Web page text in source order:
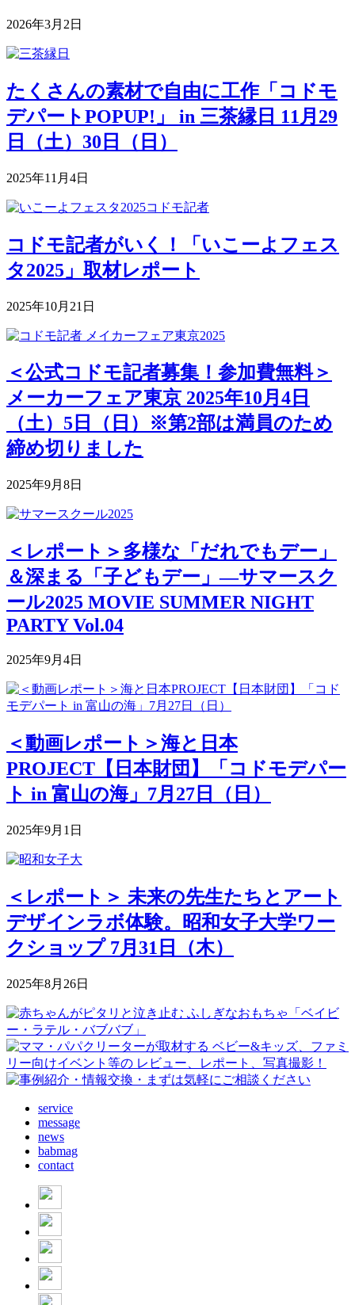
2026年3月2日
たくさんの素材で自由に工作「コドモ
デパートPOPUP!」 in 三茶縁日 11月29
日（土）30日（日）
2025年11月4日
コドモ記者がいく！「いこーよフェス
タ2025」取材レポート
2025年10月21日
＜公式コドモ記者募集！参加費無料＞
メーカーフェア東京 2025年10月4日
（土）5日（日）※第2部は満員のため
締め切りました
2025年9月8日
＜レポート＞多様な「だれでもデー」
＆深まる「子どもデー」―サマースク
ール2025 MOVIE SUMMER NIGHT
PARTY Vol.04
2025年9月4日
＜動画レポート＞海と日本
PROJECT【日本財団】「コドモデパー
ト in 富山の海」7月27日（日）
2025年9月1日
＜レポート＞ 未来の先生たちとアート
デザインラボ体験。昭和女子大学ワー
クショップ 7月31日（木）
2025年8月26日
service
message
news
babmag
contact